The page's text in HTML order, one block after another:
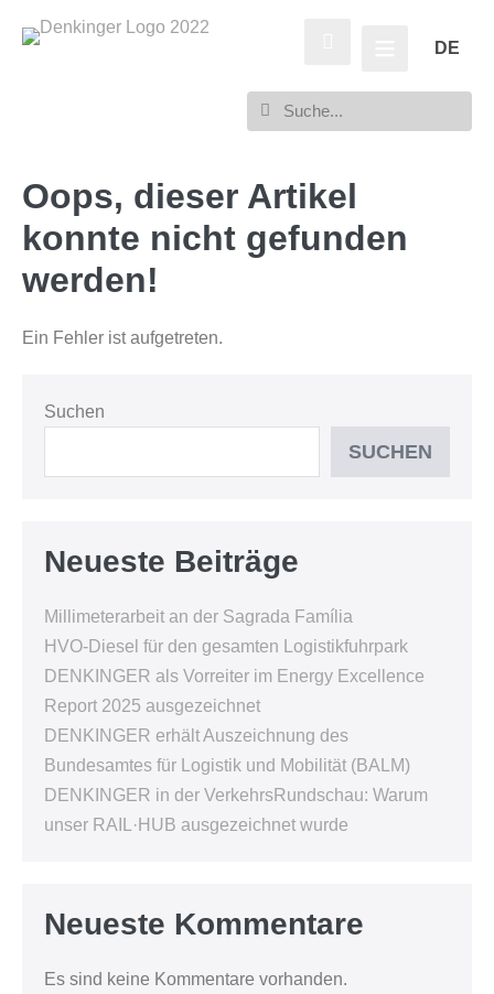
DE
Oops, dieser Artikel
konnte nicht gefunden
werden!
Ein Fehler ist aufgetreten.
Suchen
SUCHEN
Neueste Beiträge
Millimeterarbeit an der Sagrada Família
HVO-Diesel für den gesamten Logistikfuhrpark
DENKINGER als Vorreiter im Energy Excellence
Report 2025 ausgezeichnet
DENKINGER erhält Auszeichnung des
Bundesamtes für Logistik und Mobilität (BALM)
DENKINGER in der VerkehrsRundschau: Warum
unser RAIL·HUB ausgezeichnet wurde
Neueste Kommentare
Es sind keine Kommentare vorhanden.